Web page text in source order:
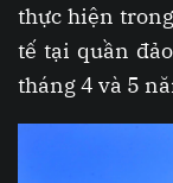
thực hiện
tế tại quần
tháng 4 và 5